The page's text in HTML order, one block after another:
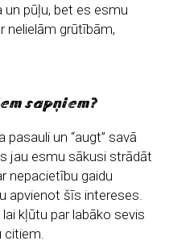
un pūļu, bet es esmu
nelielām grūtībām,
sapņiem?
un “augt” savā
jau esmu sākusi strādāt
nepacietību gaidu
apvienot šīs intereses.
kļūtu par labāko sevis